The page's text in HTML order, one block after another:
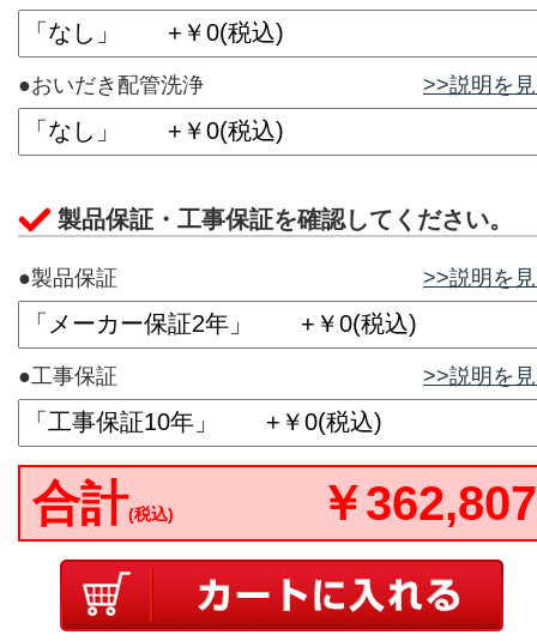
●おいだき配管洗浄 >>説明を
製品保証・工事保証を確認してください。
●製品保証 >>説明を
●工事保証 >>説明を
合計(税込) ￥362,807